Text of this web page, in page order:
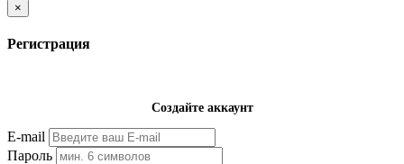
×
Регистрация
Создайте аккаунт
E-mail
Пароль